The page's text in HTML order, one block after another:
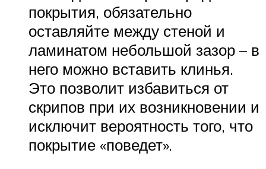
покрытия, обязательно
оставляйте между стеной и
ламинатом небольшой зазор – в
него можно вставить клинья.
Это позволит избавиться от
скрипов при их возникновении и
исключит вероятность того, что
покрытие «поведет».